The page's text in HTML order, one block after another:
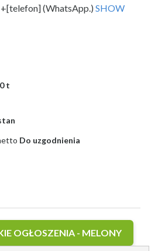
+[telefon] (WhatsApp.) SHOW
t
Do uzgodnienia
OGŁOSZENIA - MELONY